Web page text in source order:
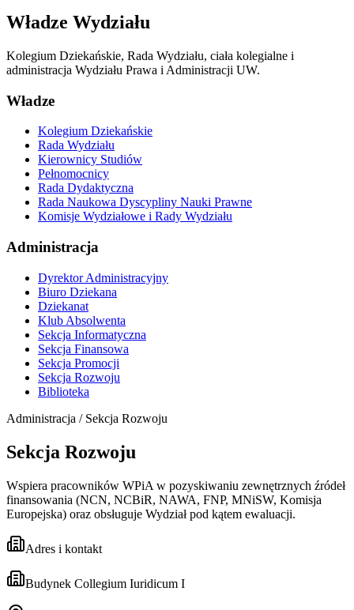
Władze Wydziału
Kolegium Dziekańskie, Rada Wydziału, ciała kolegialne i
administracja Wydziału Prawa i Administracji UW.
Władze
Kolegium Dziekańskie
Rada Wydziału
Kierownicy Studiów
Pełnomocnicy
Rada Dydaktyczna
Rada Naukowa Dyscypliny Nauki Prawne
Komisje Wydziałowe i Rady Wydziału
Administracja
Dyrektor Administracyjny
Biuro Dziekana
Dziekanat
Klub Absolwenta
Sekcja Informatyczna
Sekcja Finansowa
Sekcja Promocji
Sekcja Rozwoju
Biblioteka
Administracja / Sekcja Rozwoju
Sekcja Rozwoju
Wspiera pracowników WPiA w pozyskiwaniu zewnętrznych źródeł
finansowania (NCN, NCBiR, NAWA, FNP, MNiSW, Komisja
Europejska) oraz obsługuje Wydział pod kątem ewaluacji.
Adres i kontakt
Budynek Collegium Iuridicum I